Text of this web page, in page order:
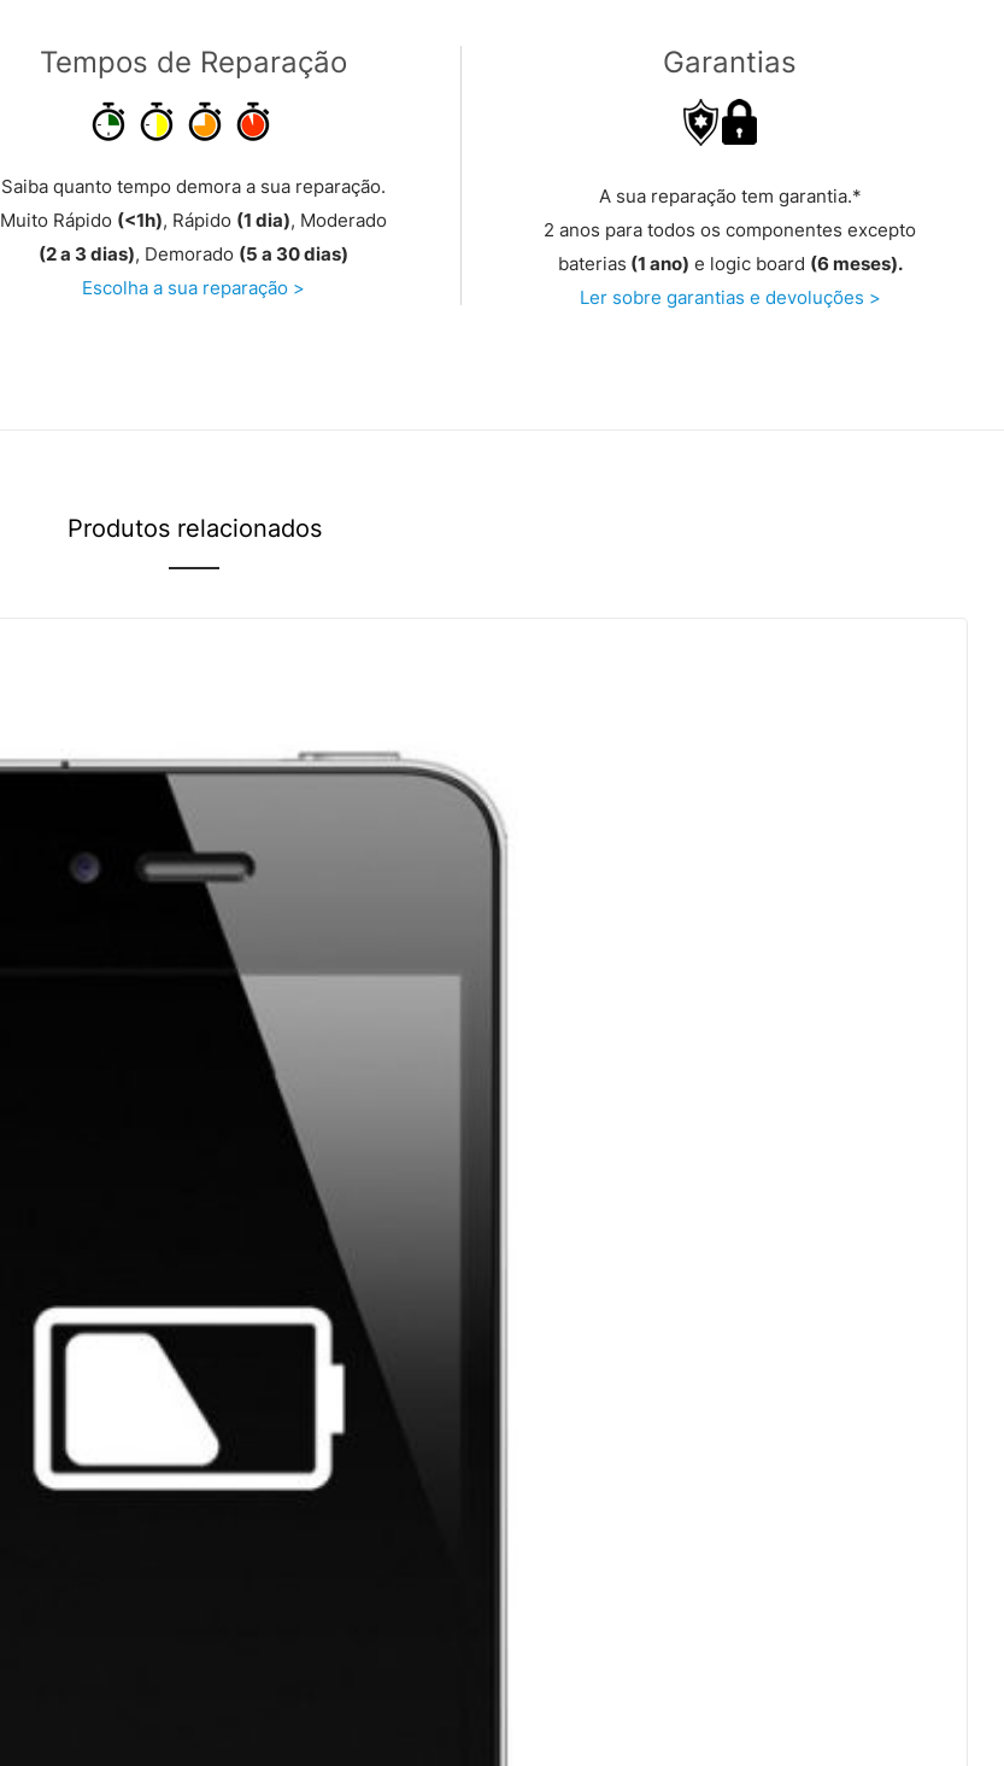
Tempos de Reparação
Saiba quanto tempo demora a sua reparação.
Muito Rápido (<1h), Rápido (1 dia), Moderado
(2 a 3 dias), Demorado (5 a 30 dias)
Escolha a sua reparação >
Garantias
A sua reparação tem garantia.*
2 anos para todos os componentes excepto
baterias (1 ano) e logic board (6 meses).
Ler sobre garantias e devoluções >
Produtos relacionados